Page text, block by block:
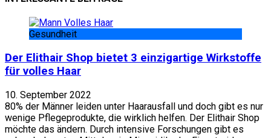
Gesundheit
Der Elithair Shop bietet 3 einzigartige Wirkstoffe
für volles Haar
10. September 2022
80% der Männer leiden unter Haarausfall und doch gibt es nur
wenige Pflegeprodukte, die wirklich helfen. Der Elithair Shop
möchte das ändern. Durch intensive Forschungen gibt es